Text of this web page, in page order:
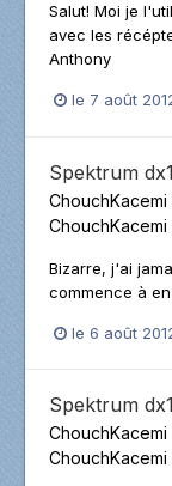
Salut! Moi je
avec les
Anthony
le 7 août
Spektrum
ChouchKacemi
ChouchKacemi
Bizarre, j'ai
commence à
le 6 août
Spektrum
ChouchKacemi
ChouchKacemi